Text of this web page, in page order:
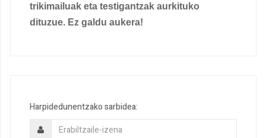
trikimailuak eta testigantzak aurkituko
dituzue. Ez galdu aukera!
Harpidedunentzako sarbidea: